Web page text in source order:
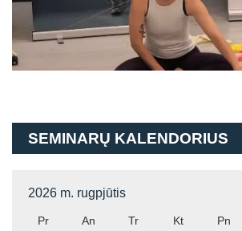
SEMINARŲ KALENDORIUS
2026 m. rugpjūtis
Pr An Tr Kt Pn